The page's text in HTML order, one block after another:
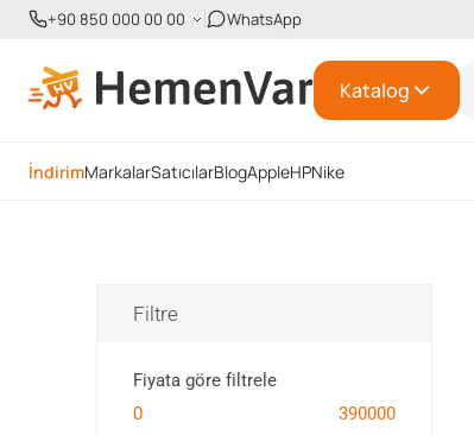
+90 850 000 00 00 WhatsApp
Katalog
İndirimMarkalarSatıcılarBlogAppleHPNike
Filtre
Fiyata göre filtrele
0
390000